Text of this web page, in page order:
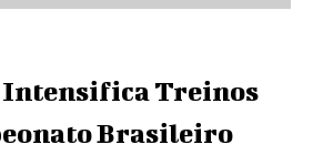
Treinos
Brasileiro